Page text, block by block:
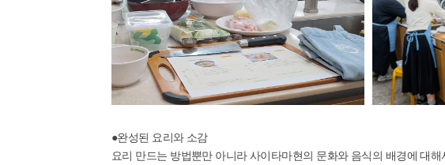
●완성된 요리와 소감
요리 만드는 방법뿐만 아니라 사이타마현의 문화와 음식의 배경에 대